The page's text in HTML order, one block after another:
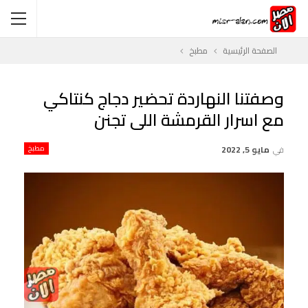
الصفحة الرئيسية مطبخ
وصفتنا النهاردة تحضير دجاج كنتاكي
مع اسرار القرمشة اللى تجنن
مطبخ في مايو 5, 2022